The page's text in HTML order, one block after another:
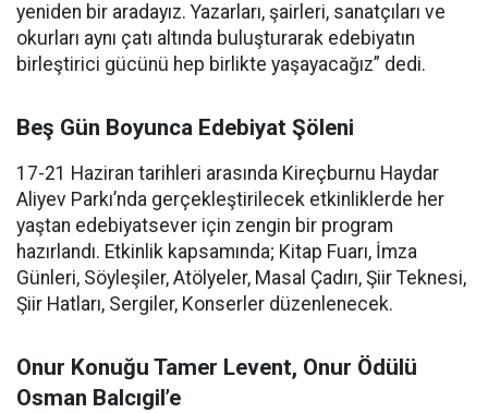
yeniden bir aradayız. Yazarları, şairleri, sanatçıları ve
okurları aynı çatı altında buluşturarak edebiyatın
birleştirici gücünü hep birlikte yaşayacağız” dedi.
Beş Gün Boyunca Edebiyat Şöleni
17-21 Haziran tarihleri arasında Kireçburnu Haydar
Aliyev Parkı’nda gerçekleştirilecek etkinliklerde her
yaştan edebiyatsever için zengin bir program
hazırlandı. Etkinlik kapsamında; Kitap Fuarı, İmza
Günleri, Söyleşiler, Atölyeler, Masal Çadırı, Şiir Teknesi,
Şiir Hatları, Sergiler, Konserler düzenlenecek.
Onur Konuğu Tamer Levent, Onur Ödülü
Osman Balcıgil’e